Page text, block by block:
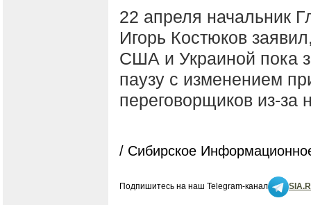
22 апреля начальник
Игорь Костюков
США и Украиной пока
паузу с изменением
переговорщиков из-
/ Сибирское
Подпишитесь на наш Telegram-канал